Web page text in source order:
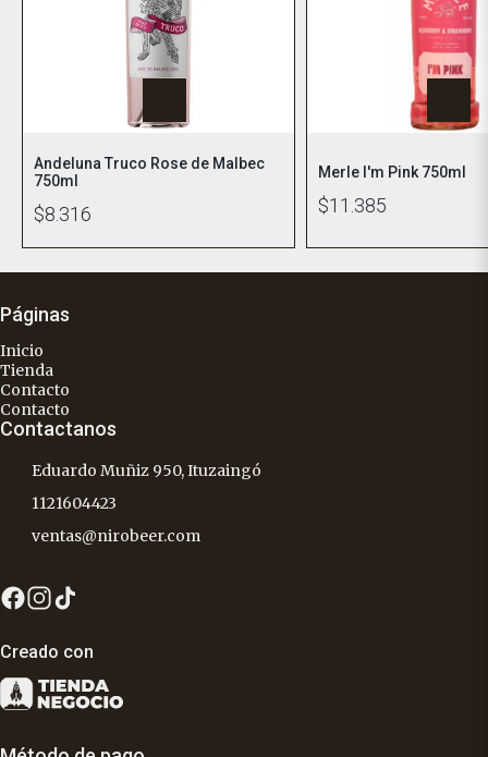
Andeluna Truco Rose de Malbec
750ml
$8.316
Merle I'm Pink 750ml
$11.385
Páginas
Inicio
Tienda
Contacto
Contacto
Contactanos
Eduardo Muñiz 950, Ituzaingó
1121604423
ventas@nirobeer.com
Creado con